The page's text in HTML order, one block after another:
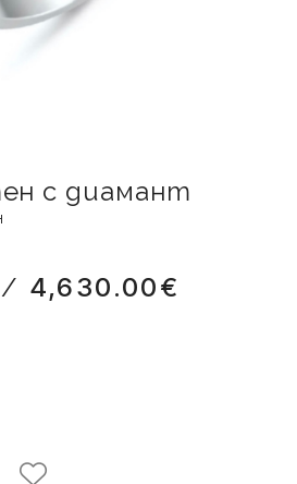
с диамант
/ 4,630.00€